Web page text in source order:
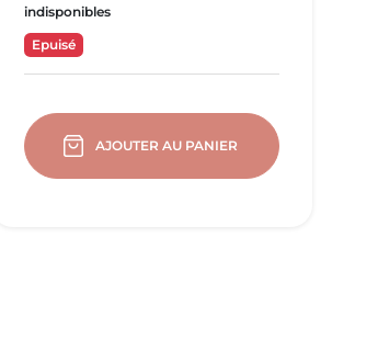
indisponibles
Epuisé
AJOUTER AU PANIER